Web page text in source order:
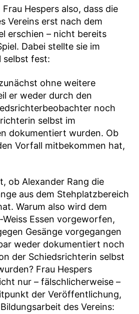
Hespers also, dass die
Vereins erst nach dem
erschien – nicht bereits
Dabei stellte sie im
selbst fest:
ohne weitere
er weder durch den
noch
selbst im
dokumentiert wurden. Ob
Vorfall mitbekommen hat,
ob Alexander Rang die
aus dem Stehplatzbereich
Warum also wird dem
Essen vorgeworfen,
Gesänge vorgegangen
weder dokumentiert noch
der Schiedsrichterin selbst
Frau Hespers
nur – fälschlicherweise –
der Veröffentlichung,
des Vereins: